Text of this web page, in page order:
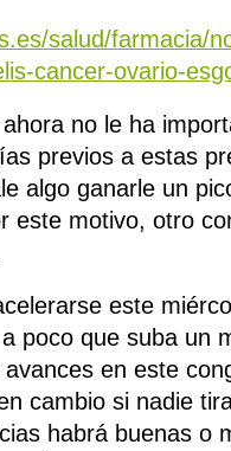
salud/farmacia/
cancer-ovario-
no le ha
previos a estas
algo ganarle un
este motivo, otro
este
poco que suba un
en este
cambio si nadie
habrá buenas o